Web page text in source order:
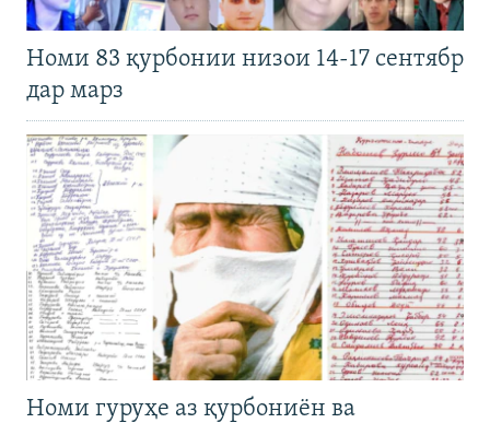
Номи 83 қурбонии низои 14-17 сентябр
дар марз
Номи гуруҳе аз қурбониён ва